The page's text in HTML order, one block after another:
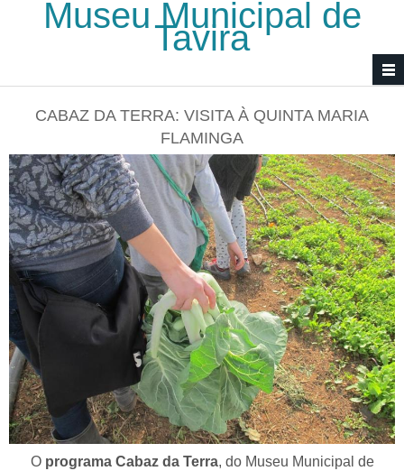
Passar para o conteúdo principal
Museu Municipal de
Tavira
CABAZ DA TERRA: VISITA À QUINTA MARIA
FLAMINGA
Oprograma Cabaz da Terra, do Museu Municipal de